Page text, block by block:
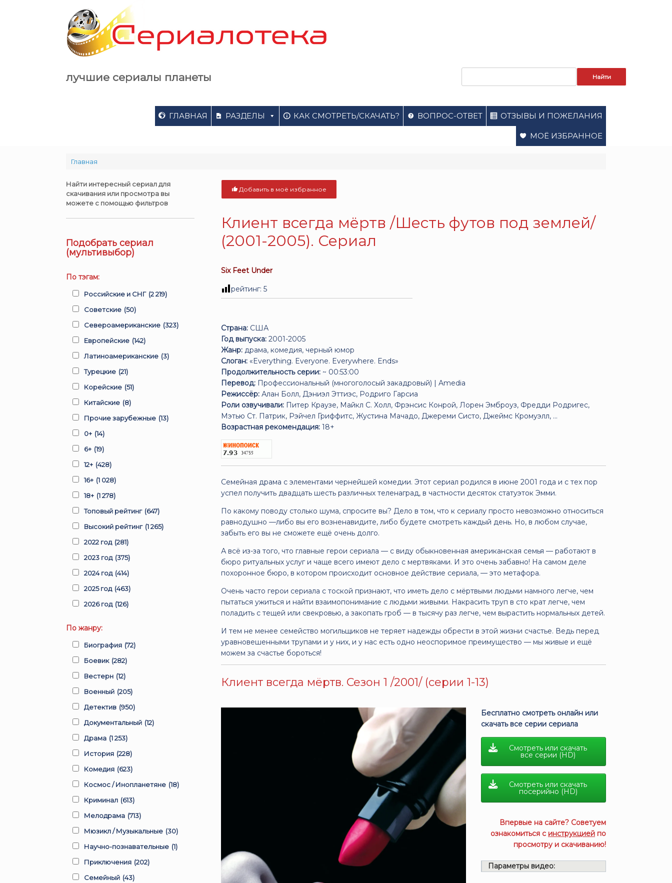
лучшие сериалы планеты
ГЛАВНАЯ РАЗДЕЛЫ КАК СМОТРЕТЬ/СКАЧАТЬ? ВОПРОС-ОТВЕТ ОТЗЫВЫ И ПОЖЕЛАНИЯ
МОЁ ИЗБРАННОЕ
Главная
Добавить в моё избранное
Клиент всегда мёртв /Шесть футов под землей/
(2001-2005). Сериал
Six Feet Under
рейтинг:5
Страна: США
Год выпуска: 2001-2005
Жанр: драма, комедия, черный юмор
Слоган: «Everything. Everyone. Everywhere. Ends»
Продолжительность серии: ~ 00:53:00
Перевод: Профессиональный (многоголосый закадровый) | Amedia
Режиссёр: Алан Болл, Дэниэл Эттиэс, Родриго Гарсиа
Роли озвучивали: Питер Краузе, Майкл С. Холл, Фрэнсис Конрой, Лорен Эмброуз, Фредди Родригес,
Мэтью Ст. Патрик, Рэйчел Гриффитс, Жустина Мачадо, Джереми Систо, Джеймс Кромуэлл, ...
Возрастная рекомендация: 18+
Семейная драма с элементами чернейшей комедии. Этот сериал родился в июне 2001 года и с тех пор
успел получить двадцать шесть различных теленаград, в частности десяток статуэток Эмми.
По какому поводу столько шума, спросите вы? Дело в том, что к сериалу просто невозможно относиться
равнодушно —либо вы его возненавидите, либо будете смотреть каждый день. Но, в любом случае,
забыть его вы не сможете ещё очень долго.
А всё из-за того, что главные герои сериала — с виду обыкновенная американская семья — работают в
бюро ритуальных услуг и чаще всего имеют дело с мертвяками. И это очень забавно! На самом деле
похоронное бюро, в котором происходит основное действие сериала, — это метафора.
Очень часто герои сериала с тоской признают, что иметь дело с мёртвыми людьми намного легче, чем
пытаться ужиться и найти взаимопонимание с людьми живыми. Накрасить труп в сто крат легче, чем
поладить с тещей или свекровью, а закопать гроб — в тысячу раз легче, чем вырастить нормальных детей.
И тем не менее семейство могильщиков не теряет надежды обрести в этой жизни счастье. Ведь перед
уравновешенными трупами и у них, и у нас есть одно неоспоримое преимущество — мы живые и ещё
можем за счастье бороться!
Клиент всегда мёртв. Сезон 1 /2001/ (серии 1-13)
Бесплатно смотреть онлайн или
скачать все серии сериала
Смотреть или скачать
все серии (HD)
Смотреть или скачать
посерийно (HD)
Впервые на сайте? Советуем
ознакомиться с инструкцией по
просмотру и скачиванию!
Параметры видео:
Найти интересный сериал для
скачивания или просмотра вы
можете с помощью фильтров
Подобрать сериал
(мультивыбор)
По тэгам:
Российские и СНГ (2 219)
Советские (50)
Североамериканские (323)
Европейские (142)
Латиноамериканские (3)
Турецкие (21)
Корейские (51)
Китайские (8)
Прочие зарубежные (13)
0+ (14)
6+ (19)
12+ (428)
16+ (1 028)
18+ (1 278)
Топовый рейтинг (647)
Высокий рейтинг (1 265)
2022 год (281)
2023 год (375)
2024 год (414)
2025 год (463)
2026 год (126)
По жанру:
Биография (72)
Боевик (282)
Вестерн (12)
Военный (205)
Детектив (950)
Документальный (12)
Драма (1 253)
История (228)
Комедия (623)
Космос / Инопланетяне (18)
Криминал (613)
Мелодрама (713)
Мюзикл / Музыкальные (30)
Научно-познавательные (1)
Приключения (202)
Семейный (43)